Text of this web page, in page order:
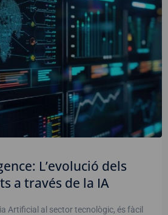
L’evolució dels
a través de la IA
Artificial al sector tecnològic, és fàcil